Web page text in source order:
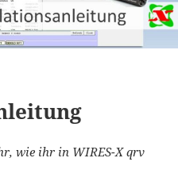
wie ihr in WIRES-X qrv